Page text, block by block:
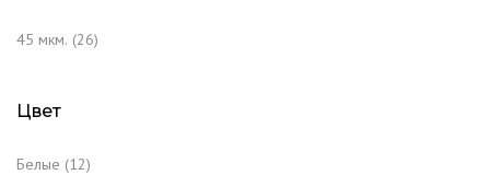
45 мкм. (26)
Цвет
Белые (12)